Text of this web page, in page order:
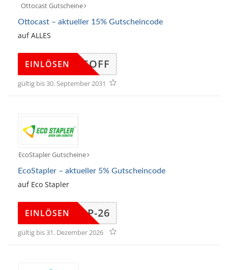
Ottocast Gutscheine
Ottocast – aktueller 15% Gutscheincode
auf ALLES
TCS15OFF
EINLÖSEN
gültig bis 30. September 2031
EcoStapler Gutscheine
EcoStapler – aktueller 5% Gutscheincode
auf Eco Stapler
-STAP-26
EINLÖSEN
gültig bis 31. Dezember 2026